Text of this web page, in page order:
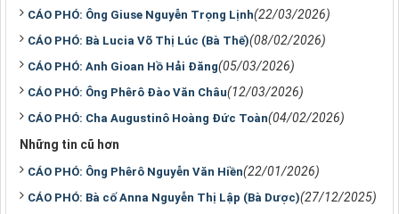
CÁO PHÓ: Ông Giuse Nguyễn Trọng Lịnh(22/03/2026)
CÁO PHÓ: Bà Lucia Võ Thị Lúc (Bà Thế)(08/02/2026)
CÁO PHÓ: Anh Gioan Hồ Hải Đăng(05/03/2026)
CÁO PHÓ: Ông Phêrô Đào Văn Châu(12/03/2026)
CÁO PHÓ: Cha Augustinô Hoàng Đức Toàn(04/02/2026)
Những tin cũ hơn
CÁO PHÓ: Ông Phêrô Nguyễn Văn Hiền(22/01/2026)
CÁO PHÓ: Bà cố Anna Nguyễn Thị Lập (Bà Dược)(27/12/2025)